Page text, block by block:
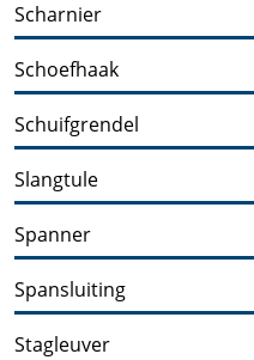
Scharnier
Schoefhaak
Schuifgrendel
Slangtule
Spanner
Spansluiting
Stagleuver